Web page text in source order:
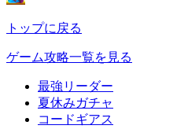
トップに戻る
ゲーム攻略一覧を見る
最強リーダー
夏休みガチャ
コードギアス